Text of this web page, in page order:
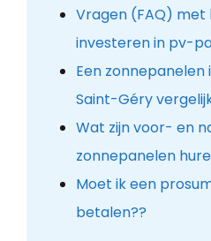
Vragen (FAQ)
investeren in pv-
Een
Saint-Géry
Wat zijn voor- en
zonnepanelen
Moet ik een
betalen??